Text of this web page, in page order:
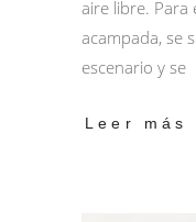
aire libre. Para
acampada, se
escenario y se
Leer más